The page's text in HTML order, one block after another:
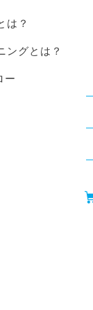
は？
ングとは？
ー